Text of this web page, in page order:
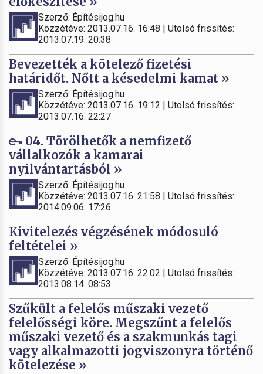
Szerző: Építésijog.hu
Közzétéve: 2013.07.16. 16:48 | Utolsó frissítés:
2013.07.19. 20:38
Bevezették a kötelező fizetési
határidőt. Nőtt a késedelmi kamat »
Szerző: Építésijog.hu
Közzétéve: 2013.07.16. 19:12 | Utolsó frissítés:
2013.07.16. 22:27
04. Törölhetők a nemfizető
vállalkozók a kamarai
nyilvántartásból »
Szerző: Építésijog.hu
Közzétéve: 2013.07.16. 21:58 | Utolsó frissítés:
2014.09.06. 17:26
Kivitelezés végzésének módosuló
feltételei »
Szerző: Építésijog.hu
Közzétéve: 2013.07.16. 22:02 | Utolsó frissítés:
2013.08.14. 08:53
Szűkült a felelős műszaki vezető
felelősségi köre. Megszűnt a felelős
műszaki vezető és a szakmunkás tagi
vagy alkalmazotti jogviszonyra történő
kötelezése »